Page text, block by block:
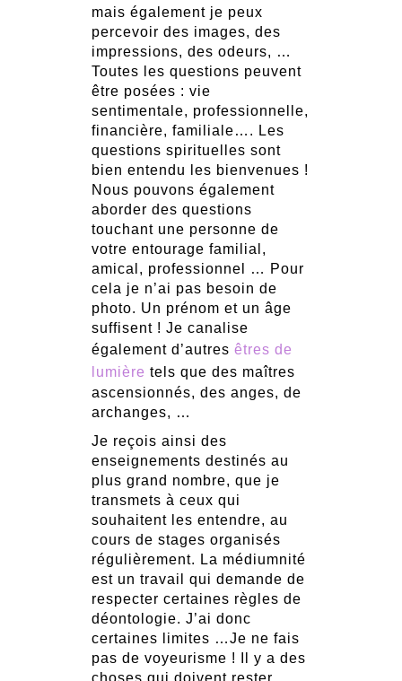
mais également je peux
percevoir des images, des
impressions, des odeurs, …
Toutes les questions peuvent
être posées : vie
sentimentale, professionnelle,
financière, familiale…. Les
questions spirituelles sont
bien entendu les bienvenues !
Nous pouvons également
aborder des questions
touchant une personne de
votre entourage familial,
amical, professionnel … Pour
cela je n’ai pas besoin de
photo. Un prénom et un âge
suffisent ! Je canalise
également d’autres êtres de
lumière tels que des maîtres
ascensionnés, des anges, de
archanges, …
Je reçois ainsi des
enseignements destinés au
plus grand nombre, que je
transmets à ceux qui
souhaitent les entendre, au
cours de stages organisés
régulièrement. La médiumnité
est un travail qui demande de
respecter certaines règles de
déontologie. J’ai donc
certaines limites …Je ne fais
pas de voyeurisme ! Il y a des
choses qui doivent rester